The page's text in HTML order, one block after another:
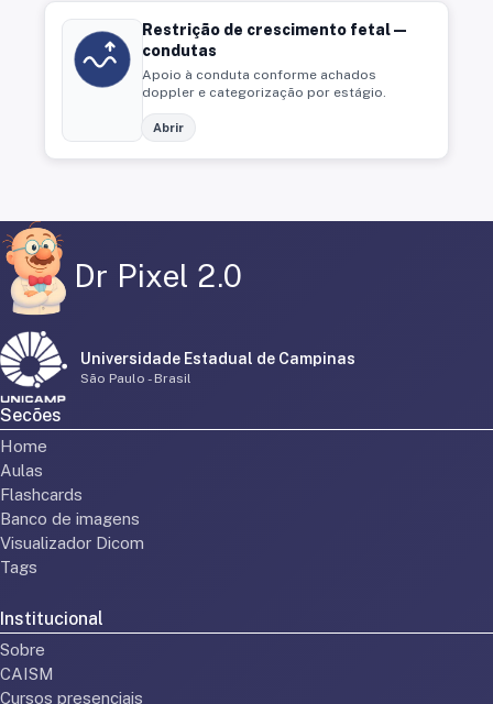
Restrição de crescimento fetal —
condutas
Apoio à conduta conforme achados
doppler e categorização por estágio.
Abrir
Dr Pixel 2.0
Universidade Estadual de Campinas
São Paulo - Brasil
Secões
Home
Aulas
Flashcards
Banco de imagens
Visualizador Dicom
Tags
Institucional
Sobre
CAISM
Cursos presenciais